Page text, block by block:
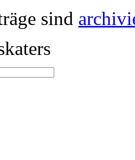
sind